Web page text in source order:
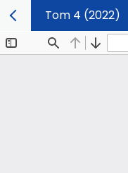
Tom 4 (2022)